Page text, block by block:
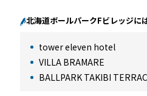
北海道ボールパークFビレッジに
tower eleven hotel
VILLA BRAMARE
BALLPARK TAKIBI
RemoteLOCK 9j-Q
TOBIRA
公共施設
施工パートナー 一覧
カスタマーサポー
お知らせ セミナー
特定商取引法
プライバシーポリシー